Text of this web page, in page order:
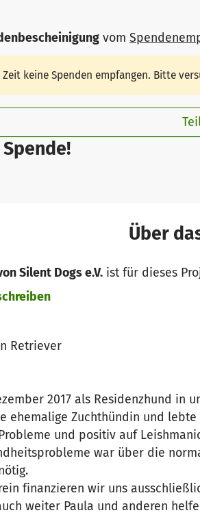
vom
keine Spenden empfangen. Bitte
Über
Silent Dogs e.V.ist für dieses
Retriever
2017 als Residenzhund in
ehemalige Zuchthündin und
und positiv auf
war über die
finanzieren wir uns
weiter Paula und anderen